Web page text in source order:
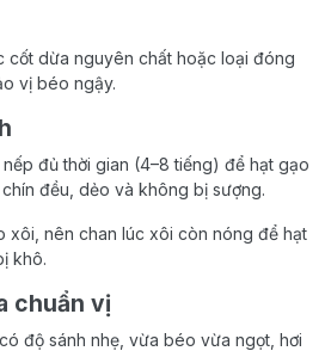
cốt dừa nguyên chất hoặc loại đóng
vị béo ngậy.
đủ thời gian (4–8 tiếng) để hạt gạo
đều, dẻo và không bị sượng.
xôi, nên chan lúc xôi còn nóng để hạt
khô.
chuẩn vị
độ sánh nhẹ, vừa béo vừa ngọt, hơi